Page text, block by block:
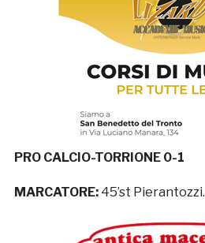
PRO CALCIO-TORRIONE 0-1
MARCATORE: 45’st Pierantozzi.